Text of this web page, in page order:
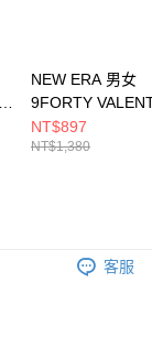
NEW ERA 男女
9FORTY
DAY NE
NT$897
NT$1,380
客服